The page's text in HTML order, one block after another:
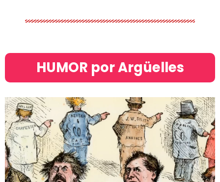
HUMOR por Argüelles​